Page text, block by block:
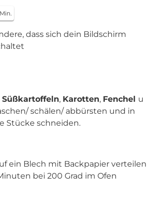
dass sich dein Bildschirm
Süßkartoffeln, Karotten, Fenchel u
schälen/ abbürsten und in
Stücke schneiden.
ein Blech mit Backpapier verteilen
bei 200 Grad im Ofen